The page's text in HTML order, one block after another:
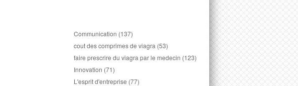
Communication (137)
cout des comprimes de viagra (53)
faire prescrire du viagra par le medecin (123)
Innovation (71)
L'esprit d'entreprise (77)